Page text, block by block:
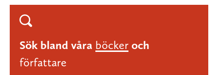
Sök bland våra böcker och
författare